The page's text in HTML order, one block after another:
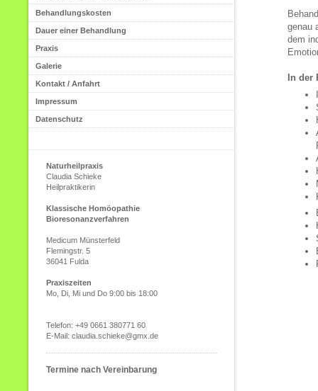
genau
dem
In
Behandlungskosten
Dauer einer Behandlung
Praxis
Galerie
Kontakt / Anfahrt
Impressum
Datenschutz
Naturheilpraxis
Claudia Schieke
Heilpraktikerin
Klassische Homöopathie
Bioresonanzverfahren
Medicum Münsterfeld
Flemingstr. 5
36041 Fulda
Praxiszeiten
Mo, Di, Mi und Do 9:00 bis 18:00
Telefon: +49 0661 380771 60
E-Mail: claudia.schieke@gmx.de
Termine nach Vereinbarung